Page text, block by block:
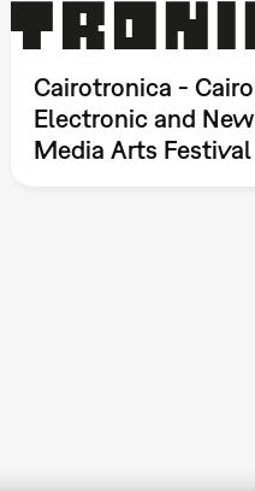
Cairotronica - Cairo
Electronic and New
Media Arts Festival